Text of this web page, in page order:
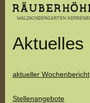
Aktuelles
aktueller Wochenbericht
Stellenangebote